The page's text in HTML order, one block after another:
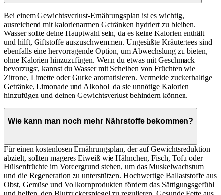
Bei einem Gewichtsverlust-Ernährungsplan ist es wichtig,
ausreichend mit kalorienarmen Getränken hydriert zu bleiben.
Wasser sollte deine Hauptwahl sein, da es keine Kalorien enthält
und hilft, Giftstoffe auszuschwemmen. Ungesüßte Kräutertees sind
ebenfalls eine hervorragende Option, um Abwechslung zu bieten,
ohne Kalorien hinzuzufügen. Wenn du etwas mit Geschmack
bevorzugst, kannst du Wasser mit Scheiben von Früchten wie
Zitrone, Limette oder Gurke aromatisieren. Vermeide zuckerhaltige
Getränke, Limonade und Alkohol, da sie unnötige Kalorien
hinzufügen und deinen Gewichtsverlust behindern können.
Wie kann man noch mehr Nährstoffe bekommen?
Für einen kostenlosen Ernährungsplan, der auf Gewichtsreduktion
abzielt, sollten mageres Eiweiß wie Hähnchen, Fisch, Tofu oder
Hülsenfrüchte im Vordergrund stehen, um das Muskelwachstum
und die Regeneration zu unterstützen. Hochwertige Ballaststoffe aus
Obst, Gemüse und Vollkornprodukten fördern das Sättigungsgefühl
und helfen, den Blutzuckerspiegel zu regulieren. Gesunde Fette aus